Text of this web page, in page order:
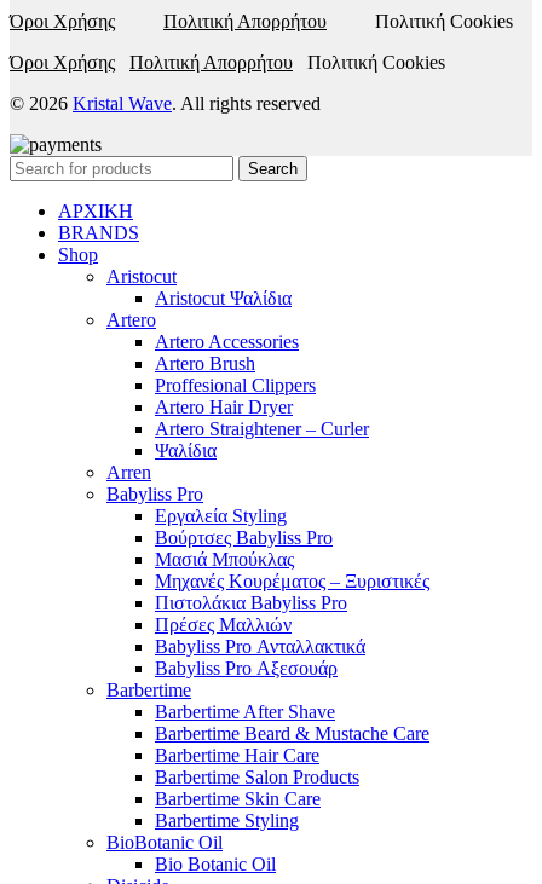
Όροι Χρήσης Πολιτική Απορρήτου Πολιτική Cookies
Όροι Χρήσης
Πολιτική Απορρήτου Πολιτική Cookies
© 2026 Kristal Wave. All rights reserved
Search
ΑΡΧΙΚΗ
BRANDS
Shop
Aristocut
Aristocut Ψαλίδια
Artero
Artero Accessories
Artero Brush
Proffesional Clippers
Artero Hair Dryer
Artero Straightener – Curler
Ψαλίδια
Arren
Babyliss Pro
Εργαλεία Styling
Βούρτσες Babyliss Pro
Μασιά Μπούκλας
Μηχανές Κουρέματος – Ξυριστικές
Πιστολάκια Babyliss Pro
Πρέσες Μαλλιών
Babyliss Pro Ανταλλακτικά
Babyliss Pro Αξεσουάρ
Barbertime
Barbertime After Shave
Barbertime Beard & Mustache Care
Barbertime Hair Care
Barbertime Salon Products
Barbertime Skin Care
Barbertime Styling
BioBotanic Oil
Bio Botanic Oil